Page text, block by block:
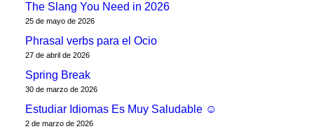
The Slang You Need in 2026
25 de mayo de 2026
Phrasal verbs para el Ocio
27 de abril de 2026
Spring Break
30 de marzo de 2026
Estudiar Idiomas Es Muy Saludable ☺
2 de marzo de 2026